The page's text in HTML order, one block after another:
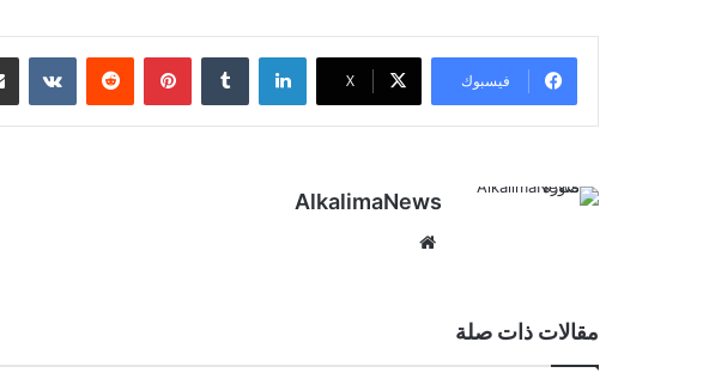
فيسبوك ‫X
لينكدإن بينتيريست
AlkalimaNews
مقالات ذات صلة